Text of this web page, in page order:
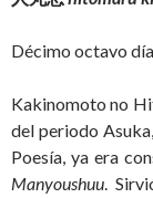
Décimo octavo
Kakinomoto no
del periodo
Poesía, ya era
Manyoushuu.